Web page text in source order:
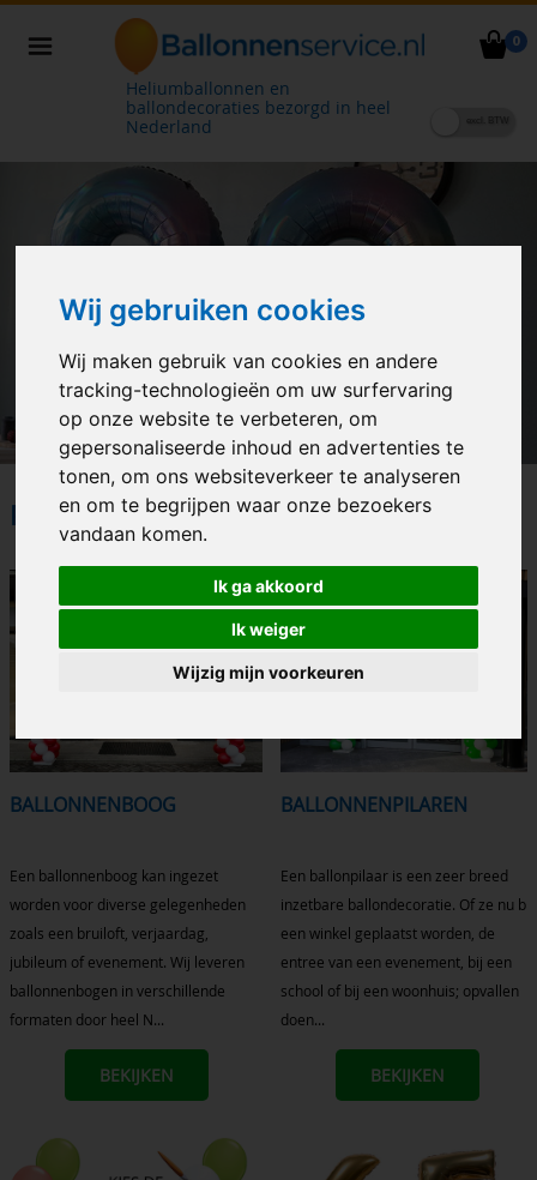
Wij gebruiken cookies
Wij maken gebruik van cookies en andere
tracking-technologieën om uw surfervaring
op onze website te verbeteren, om
gepersonaliseerde inhoud en advertenties te
tonen, om ons websiteverkeer te analyseren
en om te begrijpen waar onze bezoekers
vandaan komen.
Ik ga akkoord
Ik weiger
Wijzig mijn voorkeuren
0
Heliumballonnen en
ballondecoraties bezorgd in heel
Nederland
POPULAIRE PRODUCTEN
BALLONNENBOOG
Een ballonnenboog kan ingezet
worden voor diverse gelegenheden
zoals een bruiloft, verjaardag,
jubileum of evenement. Wij leveren
ballonnenbogen in verschillende
formaten door heel N...
BEKIJKEN
BALLONNENPILAREN
Een ballonpilaar is een zeer breed
inzetbare ballondecoratie. Of ze nu bij
een winkel geplaatst worden, de
entree van een evenement, bij een
school of bij een woonhuis; opvallen
doen...
BEKIJKEN